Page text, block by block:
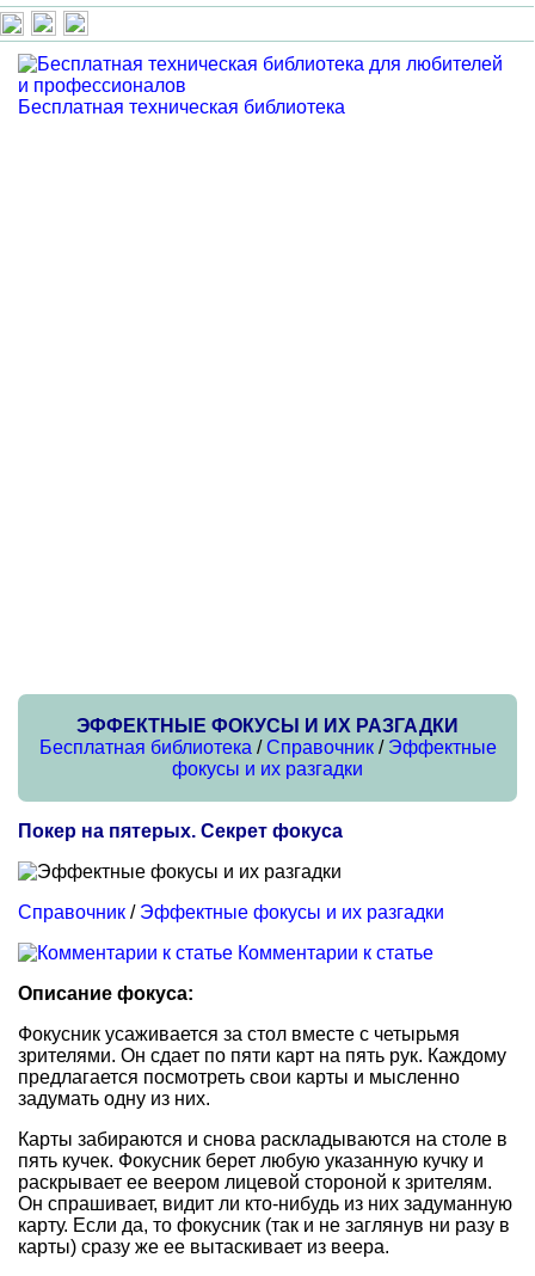
Бесплатная техническая библиотека
ЭФФЕКТНЫЕ ФОКУСЫ И ИХ РАЗГАДКИ
Бесплатная библиотека /Справочник/ Эффектные
фокусы и их разгадки
Покер на пятерых. Секрет фокуса
Справочник / Эффектные фокусы и их разгадки
Комментарии к статье
Описание фокуса:
Фокусник усаживается за стол вместе с четырьмя
зрителями. Он сдает по пяти карт на пять рук. Каждому
предлагается посмотреть свои карты и мысленно
задумать одну из них.
Карты забираются и снова раскладываются на столе в
пять кучек. Фокусник берет любую указанную кучку и
раскрывает ее веером лицевой стороной к зрителям.
Он спрашивает, видит ли кто-нибудь из них задуманную
карту. Если да, то фокусник (так и не заглянув ни разу в
карты) сразу же ее вытаскивает из веера.